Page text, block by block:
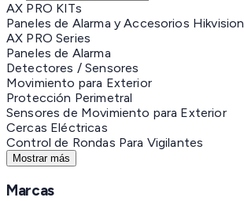
AX PRO KITs
Paneles de Alarma y Accesorios Hikvision
AX PRO Series
Paneles de Alarma
Detectores / Sensores
Movimiento para Exterior
Protección Perimetral
Sensores de Movimiento para Exterior
Cercas Eléctricas
Control de Rondas Para Vigilantes
Mostrar más
Marcas